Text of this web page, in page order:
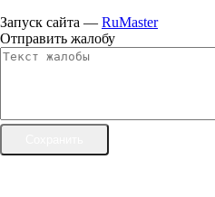
Запуск сайта — RuMaster
Отправить жалобу